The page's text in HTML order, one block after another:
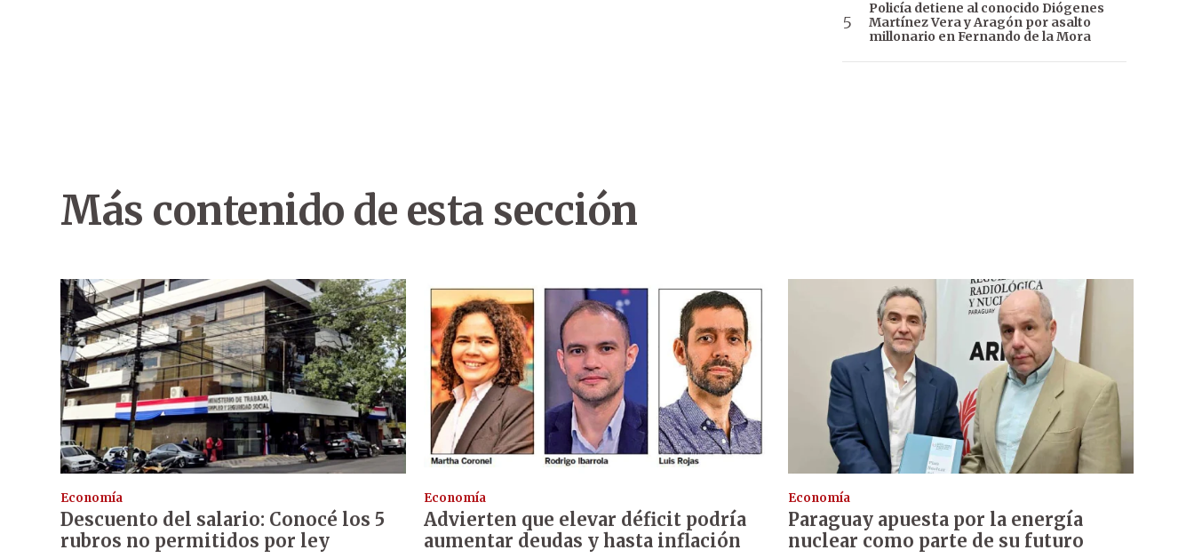
Policía detiene al conocido Diógenes
Martínez Vera y Aragón por asalto
millonario en Fernando de la Mora
Más contenido de esta sección
Economía
Descuento del salario: Conocé los 5
rubros no permitidos por ley
Economía
Advierten que elevar déficit podría
aumentar deudas y hasta inflación
Economía
Paraguay apuesta por la energía
nuclear como parte de su futuro